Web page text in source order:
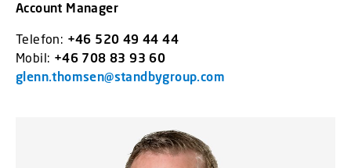
Account Manager
Telefon: +46 520 49 44 44
Mobil: +46 708 83 93 60
glenn.thomsen@standbygroup.com